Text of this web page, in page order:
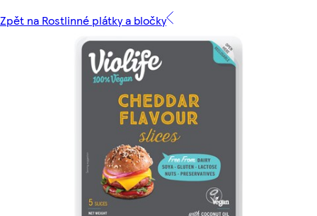
Zpět na Rostlinné plátky a bločky